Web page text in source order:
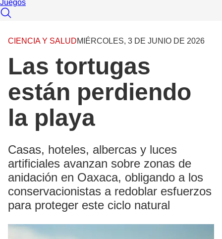
Juegos
CIENCIA Y SALUDMIÉRCOLES, 3 DE JUNIO DE 2026
Las tortugas
están perdiendo
la playa
Casas, hoteles, albercas y luces
artificiales avanzan sobre zonas de
anidación en Oaxaca, obligando a los
conservacionistas a redoblar esfuerzos
para proteger este ciclo natural